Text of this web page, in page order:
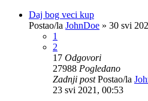
Daj bog veci kup
Postao/la JohnDoe » 30 svi
1
2
17 Odgovori
27988 Pogledano
Zadnji postPostao/la
23 svi 2021, 00:53